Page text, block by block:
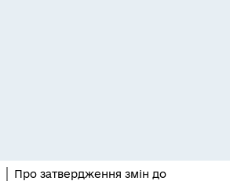
Про затвердження змін до